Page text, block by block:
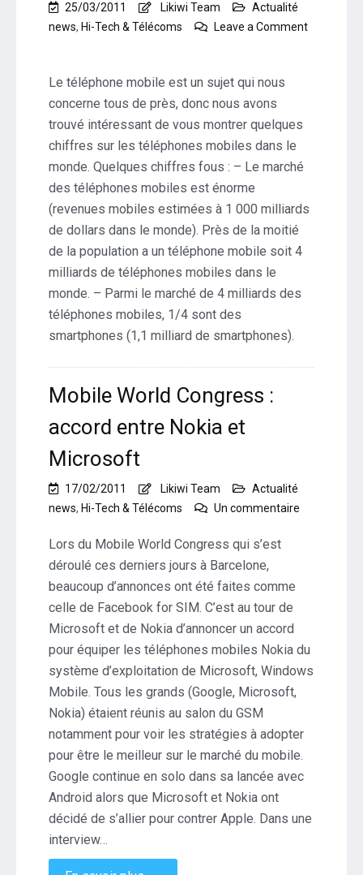
25/03/2011 Likiwi Team
Actualité
news, Hi-Tech & Télécoms
Leave a Comment
:
chiffres
clés
sur
les
téléphones
Le téléphone mobile est un sujet qui nous
concerne tous de près, donc nous avons
trouvé intéressant de vous montrer quelques
chiffres sur les téléphones mobiles dans le
monde. Quelques chiffres fous : – Le marché
des téléphones mobiles est énorme
(revenues mobiles estimées à 1 000 milliards
de dollars dans le monde). Près de la moitié
de la population a un téléphone mobile soit 4
milliards de téléphones mobiles dans le
monde. – Parmi le marché de 4 milliards des
téléphones mobiles, 1/4 sont des
smartphones (1,1 milliard de smartphones).
Mobile World Congress :
accord entre Nokia et
Microsoft
17/02/2011 Likiwi Team
Actualité
news, Hi-Tech & Télécoms Un commentaire
et
Lors du Mobile World Congress qui s’est
déroulé ces derniers jours à Barcelone,
beaucoup d’annonces ont été faites comme
celle de Facebook for SIM. C’est au tour de
Microsoft et de Nokia d’annoncer un accord
pour équiper les téléphones mobiles Nokia du
système d’exploitation de Microsoft, Windows
Mobile. Tous les grands (Google, Microsoft,
Nokia) étaient réunis au salon du GSM
notamment pour voir les stratégies à adopter
pour être le meilleur sur le marché du mobile.
Google continue en solo dans sa lancée avec
Android alors que Microsoft et Nokia ont
décidé de s’allier pour contrer Apple. Dans une
interview…